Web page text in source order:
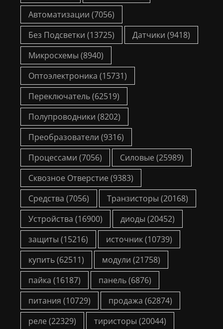
Автоматизации (7056)
Без Подсветки (13725) Датчики (9418)
Микросхемы (8940)
Оптоэлектроника (15731)
Переключатель(62519)
Полупроводники (8202)
Преобразователи (9316)
Процессами (7056) Силовые (25989)
Сквозное Отверстие (9383)
Средства (7056) Транзисторы (20168)
Устройства (16900) диоды (20452)
защиты (15216) источник(10739)
купить(62511) модули (21758)
пайка (16187) панель(6876)
питания (10729) продажа (62874)
реле (22329) тиристоры (20044)